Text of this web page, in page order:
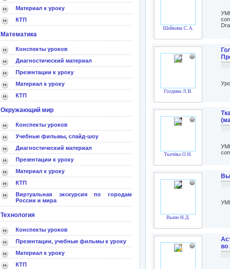
Материал к уроку
КТП
Математика
Конспекты уроков
Диагностический материал
Презентации к уроку
Материал к уроку
КТП
Окружающий мир
Конспекты уроков
Учебные фильмы, слайд-шоу
Диагностический материал
Презентации к уроку
Материал к уроку
КТП
Виртуальная экскурсия по городам
России и мира
Технология
Конспекты уроков
Презентации, учебные фильмы к уроку
Материал к уроку
КТП
Шейкина С.А.
Голдина Л.В.
Ткачёва О.Н.
Вьюн Н.Д.
во